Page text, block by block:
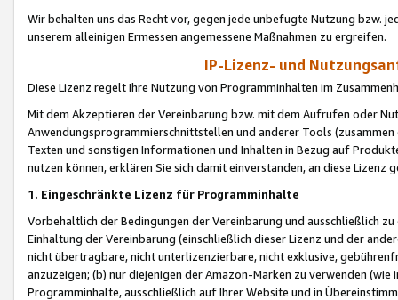
Wir behalten uns das Recht vor, gegen jede unbefugte Nutzung bzw.
unserem alleinigen Ermessen angemessene Maßnahmen zu ergreifen.
IP-Lizenz- und
Diese Lizenz regelt Ihre Nutzung von Programminhalten im
Mit dem Akzeptieren der Vereinbarung bzw. mit dem Aufrufen oder
Anwendungsprogrammierschnittstellen und anderer Tools (zusammen
Texten und sonstigen Informationen und Inhalten in Bezug auf
nutzen können, erklären Sie sich damit einverstanden, an diese Lizenz
1. Eingeschränkte Lizenz für Programminhalte
Vorbehaltlich der Bedingungen der Vereinbarung und ausschließlich
Einhaltung der Vereinbarung (einschließlich dieser Lizenz und der
nicht übertragbare, nicht unterlizenzierbare, nicht exklusive,
anzuzeigen; (b) nur diejenigen der Amazon-Marken zu verwenden
Programminhalte, ausschließlich auf Ihrer Website und in